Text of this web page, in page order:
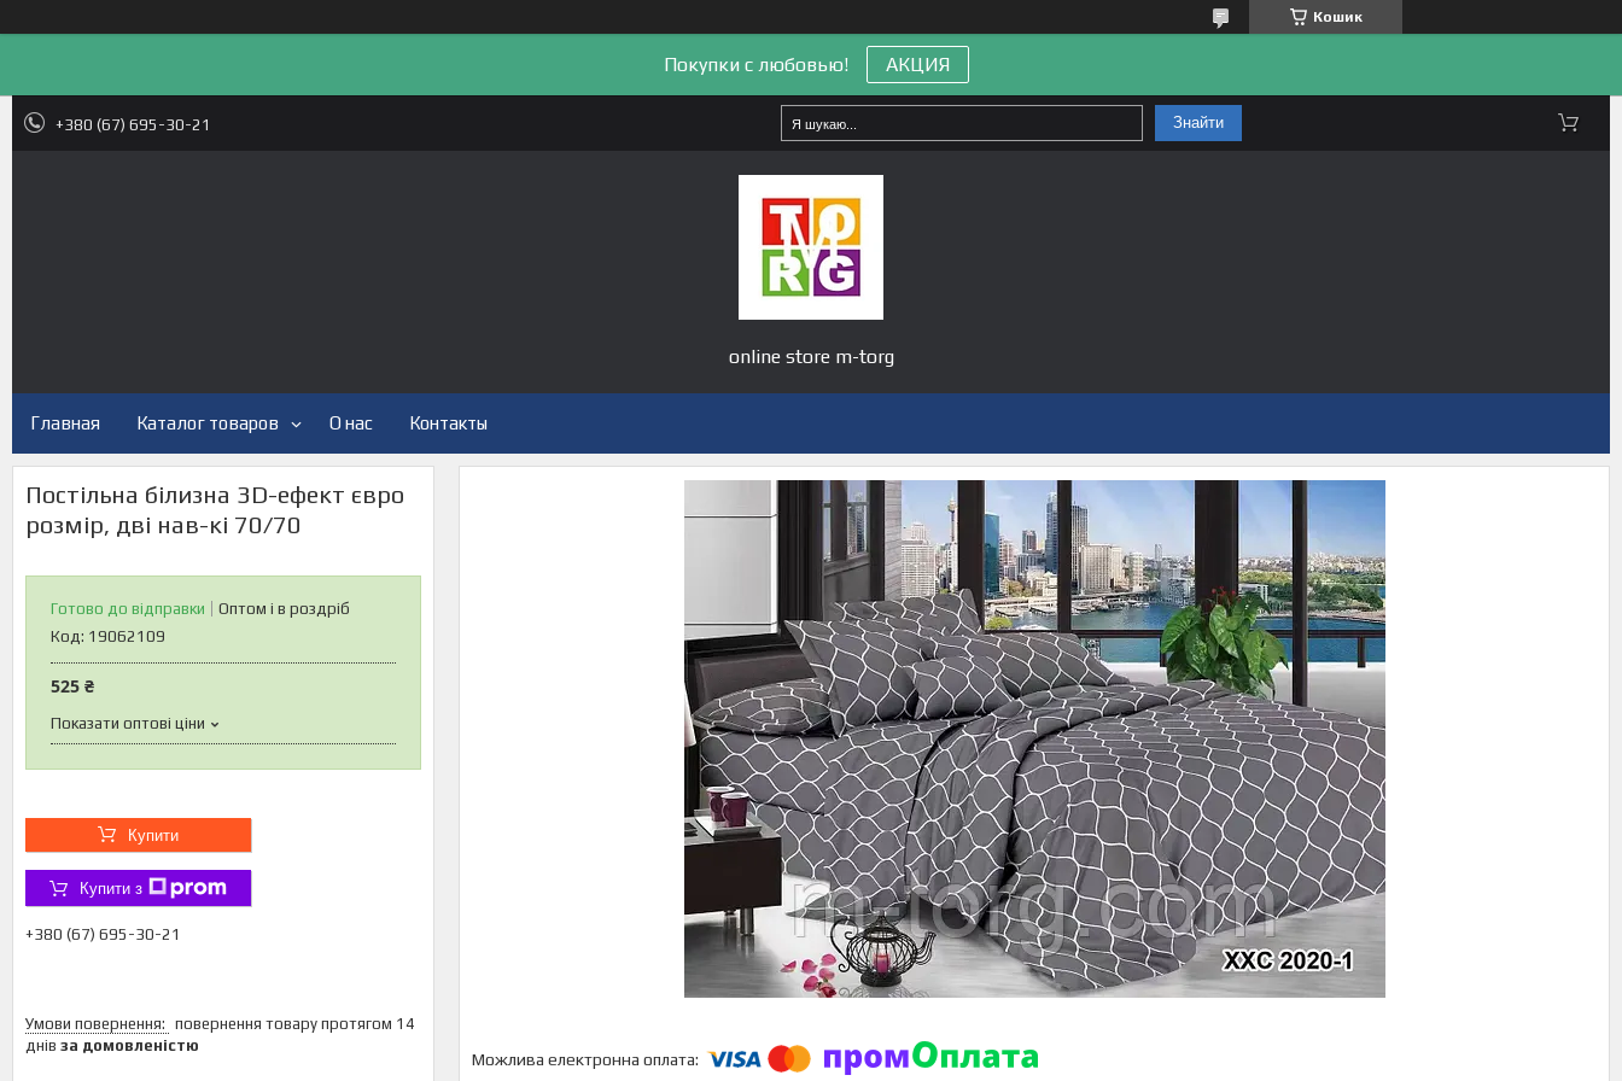
Кошик
Покупки с любовью! АКЦИЯ
+380 (67) 695-30-21 Знайти
online store m-torg
Главная Каталог товаров О нас Контакты
Постільна білизна 3D-ефект євро
розмір, дві нав-кі 70/70
Готово до відправки
Оптом і в роздріб
Код: 19062109
525 ₴
Показати оптові ціни
Купити
Купити з
+380 (67) 695-30-21
повернення товару протягом 14
днів за домовленістю